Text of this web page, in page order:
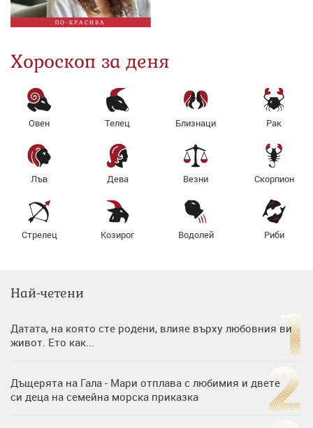
ПО-КРАСИВА
Хороскоп за деня
Овен Телец Близнаци Рак
Лъв Дева Везни Скорпион
Стрелец Козирог Водолей Риби
Най-четени
Датата, на която сте родени, влияе върху любовния ви
живот. Ето как...
Дъщерята на Гала - Мари отплава с любимия и двете
си деца на семейна морска приказка